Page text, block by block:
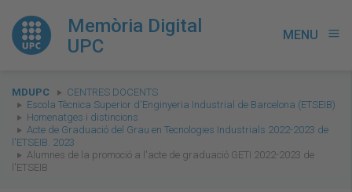
Memòria Digital
UPC
MENU menu
You
are
here:
MDUPC
CENTRES DOCENTS
Escola Tècnica Superior d'Enginyeria Industrial de Barcelona (ETSEIB)
Homenatges i distincions
Acte de Graduació del Grau en Tecnologies Industrials 2022-2023 de
l'ETSEIB. 2023
Alumnes de la promoció a l'acte de graduació GETI 2022-2023 de
l'ETSEIB